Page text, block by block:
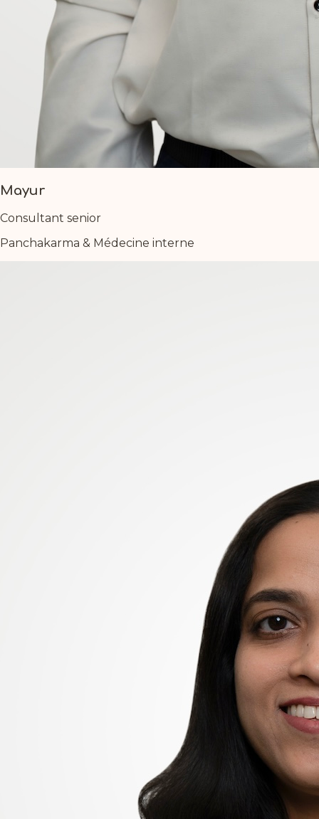
Mayur
Consultant senior
Panchakarma & Médecine interne